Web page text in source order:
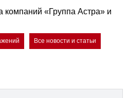
компаний «Группа Астра» и
Все новости и статьи